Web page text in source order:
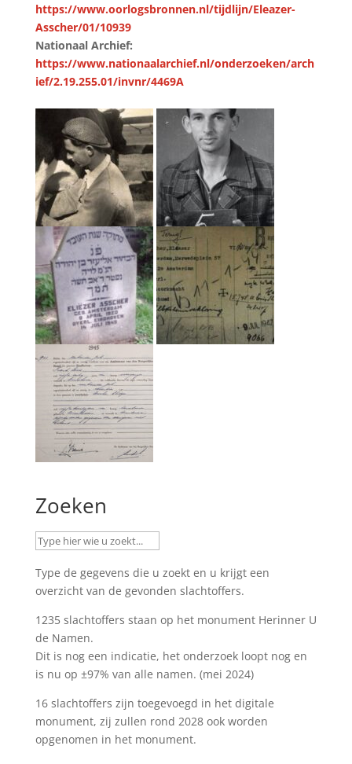
https://www.oorlogsbronnen.nl/tijdlijn/Eleazer-
Asscher/01/10939
Nationaal Archief:
https://www.nationaalarchief.nl/onderzoeken/arch
ief/2.19.255.01/invnr/4469A
Zoeken
Type de gegevens die u zoekt en u krijgt een
overzicht van de gevonden slachtoffers.
1235 slachtoffers staan op het monument Herinner U
de Namen.
Dit is nog een indicatie, het onderzoek loopt nog en
is nu op ±97% van alle namen. (mei 2024)
16 slachtoffers zijn toegevoegd in het digitale
monument, zij zullen rond 2028 ook worden
opgenomen in het monument.